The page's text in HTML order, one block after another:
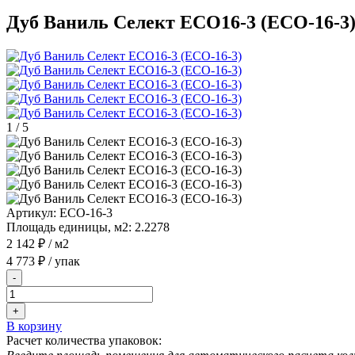
Дуб Ваниль Селект ECO16-3 (ECO-16-3)
1 / 5
Артикул: ECO-16-3
Площадь единицы, м2: 2.2278
2 142 ₽ / м2
4 773 ₽ / упак
-
+
В корзину
Расчет количества упаковок: